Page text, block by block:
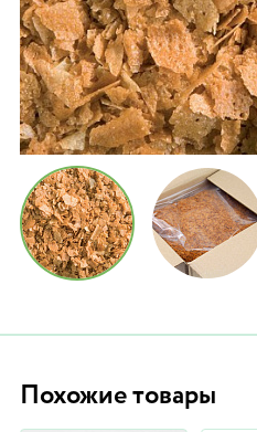
Похожие товары